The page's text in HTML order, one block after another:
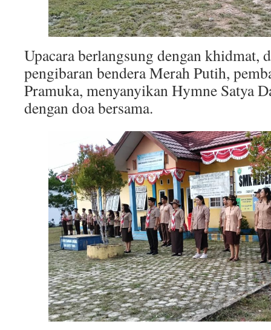
Upacara berlangsung dengan khidmat,
pengibaran bendera Merah Putih,
Pramuka, menyanyikan Hymne Satya
dengan doa bersama.